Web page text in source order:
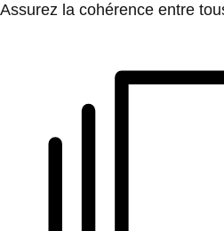
Assurez la cohérence entre